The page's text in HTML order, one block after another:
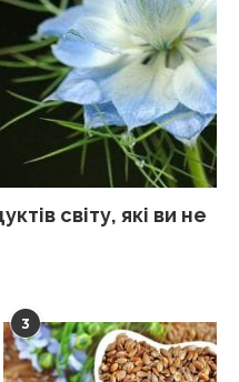
світу, які ви не
3